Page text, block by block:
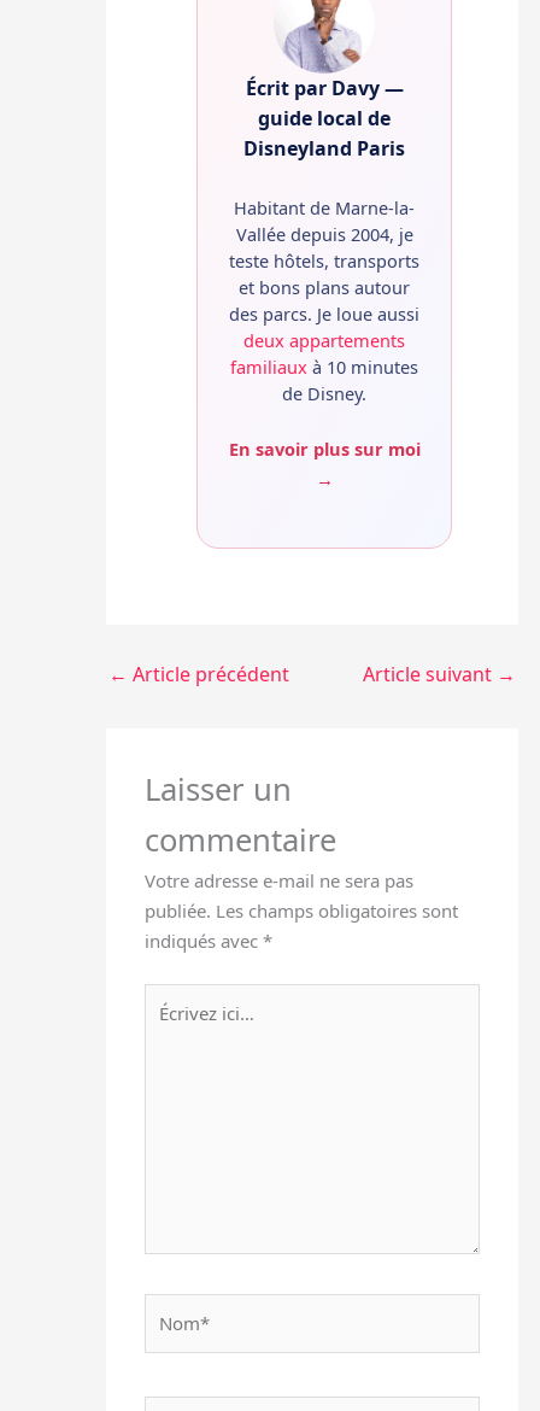
Écrit par Davy —
guide local de
Disneyland Paris
Habitant de Marne-la-
Vallée depuis 2004, je
teste hôtels, transports
et bons plans autour
des parcs. Je loue aussi
deux appartements
familiaux à 10 minutes
de Disney.
En savoir plus sur moi
→
← Article précédent Article suivant →
Laisser un
commentaire
Votre adresse e-mail ne sera pas
publiée. Les champs obligatoires sont
indiqués avec*
Écrivez
ici…